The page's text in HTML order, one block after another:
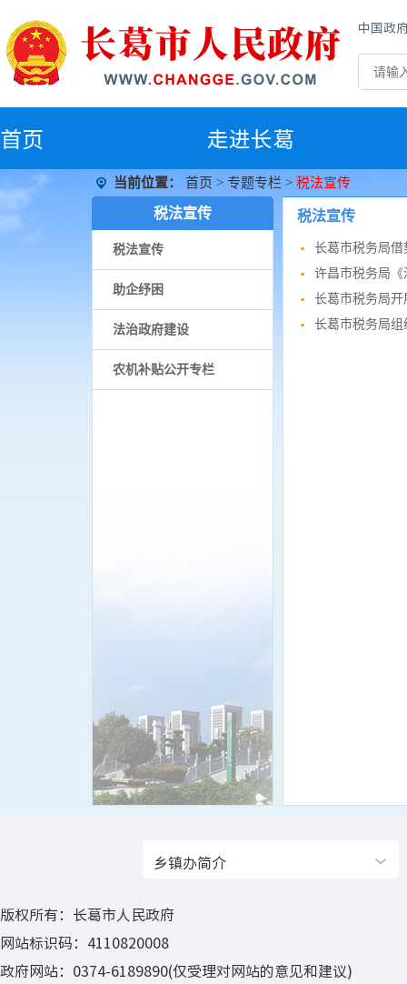
中国政
首页 走进长葛
当前位置： 首页 > 专题专栏 > 税法宣传
税法宣传
税法宣传
助企纾困
法治政府建设
农机补贴公开专栏
税法宣传
长葛市税务局
许昌市税务局
长葛市税务局开
长葛市税务局
乡镇办简介
版权所有：长葛市人民政府
网站标识码：4110820008
政府网站：0374-6189890(仅受理对网站的意见和建议)